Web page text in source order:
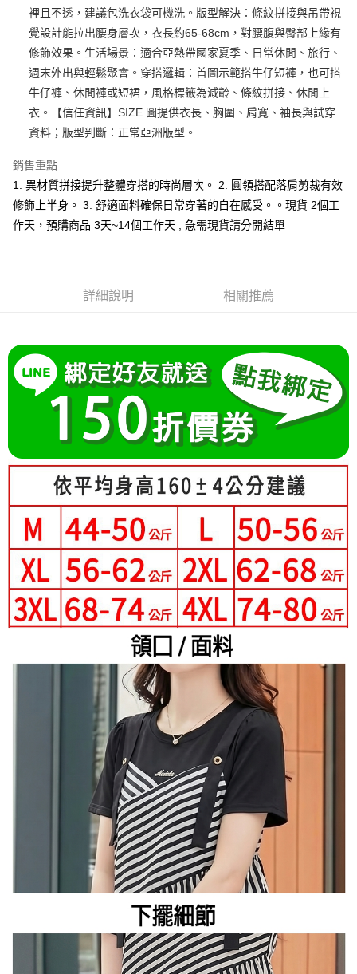
街口支付
悠遊付
Google Pay
全支付
全盈+PAY
大哥付你分期
相關說明
【大哥付你分期使用說明】
1.本服務由台灣大哥大提供，台灣大哥大用戶可立即使用無須另外申請。
2.付款方式選擇「大哥付你分期」，訂單成立後會自動跳轉到大哥付的交易
4.訂單成立30分鐘內，如未前往確認交易或遇審核未通過，訂單將自動取
消。如遇「轉專審核」未通過狀況，表示未達大哥付你分期系統評分，恕無
1.分期款項不併入電信帳單，「大哥付你分期」於每月結算日後寄送繳費提
醒簡訊。
2.透過簡訊連結打開帳單後，可選擇「超商條碼／台灣大直營門市／銀行轉
帳／街口支付／iPASS MONEY」等通路繳費。
1.本服務係由「台灣大哥大股份有限公司」（以下簡稱本公司）所提供，讓
用戶於交易時，得透過本服務購買商品或服務，並由商店將買賣／分期付款
買賣價金債權讓與本公司後，依約使用本公司帳單繳交帳款。
2.基於同意付款使用「大哥付你分期」之契約關係目的，商店將以您的個人
資料（包含姓名、電話或地址）提供予台灣大哥大進項蒐集、處理及利用，
由本公司與您本人進行分期帳單所需資料之確認、核對及更正。
3.完整用戶服務條款，請詳閱以下連結：
https://oppay.tw/userRule
１．簡單：不需註冊會員、不需綁卡、不需儲值。
【「AFTEE先享後付」結帳流程】
１．於結帳方式選擇「AFTEE先享後付」後，將跳轉至「AFTEE先享後付」
結帳頁面，進行簡訊認證並確認金額後，即可完成結帳。
２．訂單成立數日內，您將收到繳費通知簡訊。
３．收到繳費通知簡訊後14天內，點擊此簡訊中的連結，可透過四大超商／
ATM／網路銀行／等多元方式進行付款，方視為交易完成。
※ 請注意：結帳手續完成當下不需立刻繳費，但若您需要取消訂單，請聯絡
後付繳納相關費用。
※ 交易是否成功請以「AFTEE先享後付 」之結帳頁面顯示為準，若有關於
是否繳費成功／繳費後需取消欲退款等相關疑問，請聯繫「AFTEE先享後付
客戶支援中心」
【注意事項】
１．透過由恩沛科技股份有限公司提供之「AFTEE先享後付」服務完成之交
易，需依本服務之必要範圍內提供個人資料，並將交易相關給付款項請求債
權轉讓予恩沛科技股份有限公司。
２．關於個人資料處理事宜，請瀏覽以下網址：
https://aftee.tw/terms/#terms3
３．未成年的使用者請事先徵得法定代理人或監護人之同意方可使用
「AFTEE先享後付」，若未經同意申辦者引起之損失，本公司不負相關責
４．使用「AFTEE先享後付」時，將依據個別帳號之用戶狀況，依本公司即
時審查核予不同之上限額度；若仍有額度不足之情形，本公司將視審查結果
請求用戶進行身份認證。
５．嚴禁一人註冊多個帳號或使用他人資訊註冊。若發現惡意使用之情形，
恩沛科技股份有限公司將有權停止該用戶之使用額度並採取法律行動。
「Hami Point」為中華電信所提供之點數服務，可於會員專區綁定中華電信
運送方式
全家付款取貨
每筆NT$80，滿NT$699(含以上)免運費
付款後全家取貨
每筆NT$80，滿NT$699(含以上)免運費
付款後萊爾富取貨
每筆NT$80，滿NT$699(含以上)免運費
7-11付款取貨
每筆NT$80，滿NT$699(含以上)免運費
付款後7-11取貨
每筆NT$80，滿NT$699(含以上)免運費
每筆NT$70，滿NT$699(含以上)免運費
每筆NT$90，滿NT$699(含以上)免運費
裡且不透，建議包洗衣袋可機洗。版型解決：條紋拼接與吊帶視
覺設計能拉出腰身層次，衣長約65-68cm，對腰腹與臀部上緣有
修飾效果。生活場景：適合亞熱帶國家夏季、日常休閒、旅行、
週末外出與輕鬆聚會。穿搭邏輯：首圖示範搭牛仔短褲，也可搭
牛仔褲、休閒褲或短裙，風格標籤為減齡、條紋拼接、休閒上
衣。【信任資訊】SIZE 圖提供衣長、胸圍、肩寬、袖長與試穿
資料；版型判斷：正常亞洲版型。
銷售重點
1. 異材質拼接提升整體穿搭的時尚層次。 2. 圓領搭配落肩剪裁有效
修飾上半身。 3. 舒適面料確保日常穿著的自在感受。。現貨 2個工
作天，預購商品 3天~14個工作天 , 急需現貨請分開結單
詳細說明 相關推薦